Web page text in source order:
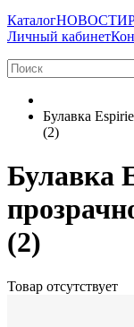
КаталогНОВОСТИ
Личный кабинет
Булавка
(2)
Булавка
(2)
Товар отсутствует